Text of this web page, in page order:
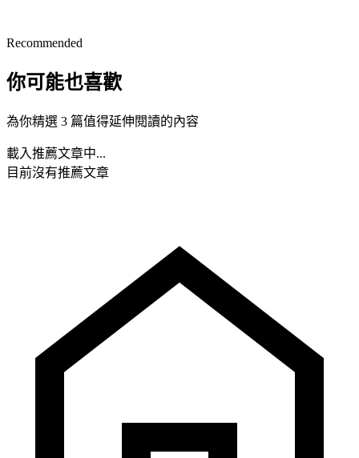
Recommended
你可能也喜歡
為你精選 3 篇值得延伸閱讀的內容
載入推薦文章中...
目前沒有推薦文章